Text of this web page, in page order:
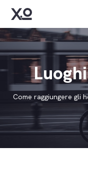
Come raggiungere gli